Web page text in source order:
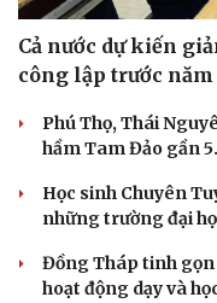
Thể thao
Bóng đá
Lịch thi đấu bóng đá
Thế giới thể thao
eSports
Hậu trường
Cả nước dự kiến
công lập trước
Phú Thọ, Thái
hầm Tam Đảo gần
Học sinh Chuyên
những trường đại
Đồng Tháp tinh
hoạt động dạy và